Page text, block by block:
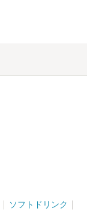
ソフトドリンク